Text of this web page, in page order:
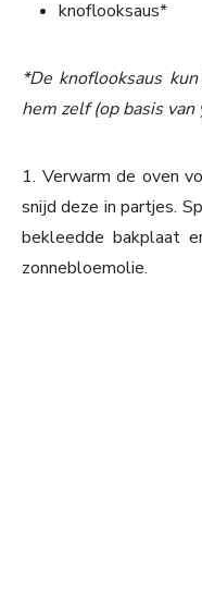
knoflooksaus*
*De knoflooksaus
hem zelf (op basis
1. Verwarm de oven
snijd deze in partjes.
bekleedde bakplaat
zonnebloemolie.